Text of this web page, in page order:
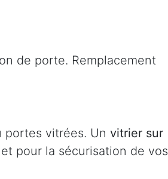
de porte. Remplacement
portes vitrées. Un vitrier sur
pour la sécurisation de vos